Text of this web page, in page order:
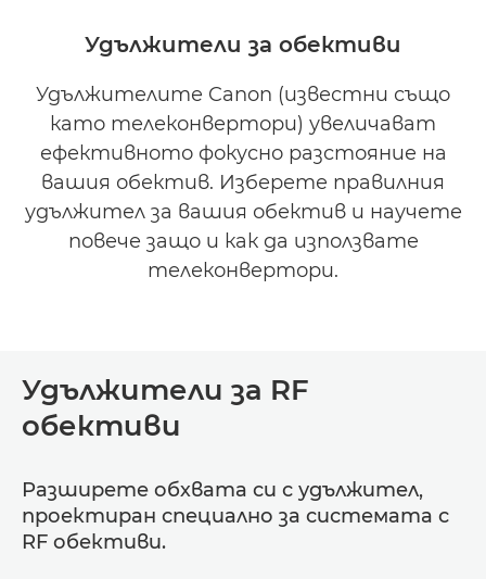
Удължители за обективи
Удължителите Canon (известни също
като телеконвертори) увеличават
ефективното фокусно разстояние на
вашия обектив. Изберете правилния
удължител за вашия обектив и научете
повече защо и как да използвате
телеконвертори.
Удължители за RF
обективи
Разширете обхвата си с удължител,
проектиран специално за системата с
RF обективи.